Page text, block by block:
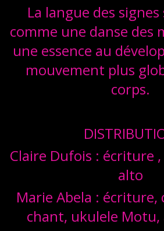
La langue des
comme une danse des
une essence au
mouvement plus
corps.
Claire Dufois : écriture
alto
Marie Abela :
chant, ukulele Motu,